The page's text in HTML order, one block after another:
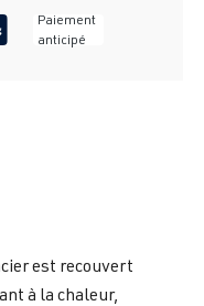
Paiement
anticipé
est recouvert
à la chaleur,